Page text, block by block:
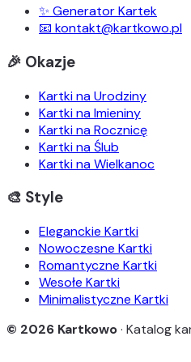
✨ Generator Kartek
📧 kontakt@kartkowo.pl
🎉 Okazje
Kartki na Urodziny
Kartki na Imieniny
Kartki na Rocznicę
Kartki na Ślub
Kartki na Wielkanoc
🎨 Style
Eleganckie Kartki
Nowoczesne Kartki
Romantyczne Kartki
Wesołe Kartki
Minimalistyczne Kartki
© 2026 Kartkowo· Katalog